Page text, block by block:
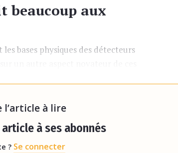
beaucoup aux
bases physiques des détecteurs
l’article à lire
à ses abonnés
? Se connecter